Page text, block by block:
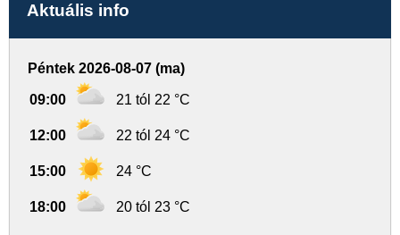
Aktuális info
Péntek 2026-08-07 (ma)
09:00 21 tól 22 °C
12:00 22 tól 24 °C
15:00 24 °C
18:00 20 tól 23 °C